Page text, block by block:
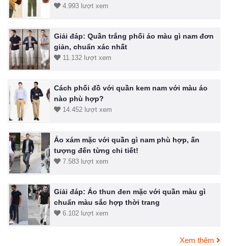
4.993 lượt xem
Giải đáp: Quần trắng phối áo màu gì nam đơn
giản, chuẩn xác nhất
11.132 lượt xem
Cách phối đồ với quần kem nam với màu áo
nào phù hợp?
14.452 lượt xem
Áo xám mặc với quần gì nam phù hợp, ấn
tượng đến từng chi tiết!
7.583 lượt xem
Giải đáp: Áo thun đen mặc với quần màu gì
chuẩn màu sắc hợp thời trang
6.102 lượt xem
Xem thêm